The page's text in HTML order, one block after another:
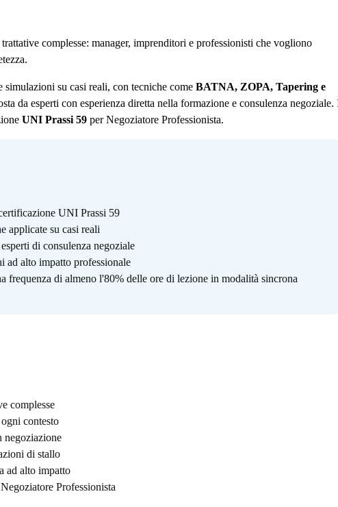
complesse: manager, imprenditori e professionisti che vogliono
su casi reali, con tecniche come BATNA, ZOPA, Tapering e
da esperti con esperienza diretta nella formazione e consulenza negoziale.
UNI Prassi 59per Negoziatore Professionista.
UNI Prassi 59
su casi reali
di consulenza negoziale
ad alto impatto professionale
frequenza di almeno l'80% delle ore di lezione in modalità sincrona
complesse
contesto
negoziazione
di stallo
ad alto impatto
Professionista